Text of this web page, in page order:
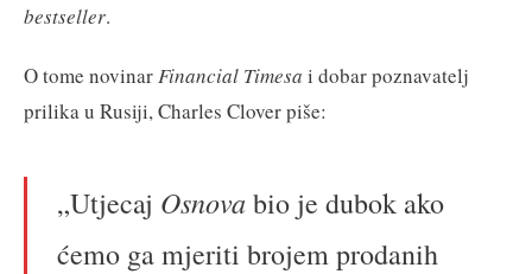
bestseller.
O tome novinarFinancial Timesa i dobar poznavatelj
prilika u Rusiji, Charles Clover piše:
„Utjecaj Osnovabio je dubok ako
ćemo ga mjeriti brojem prodanih